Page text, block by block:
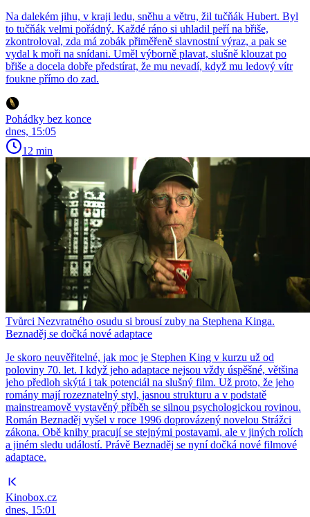
Na dalekém jihu, v kraji ledu, sněhu a větru, žil tučňák Hubert. Byl
to tučňák velmi pořádný. Každé ráno si uhladil peří na břiše,
zkontroloval, zda má zobák přiměřeně slavnostní výraz, a pak se
vydal k moři na snídani. Uměl výborně plavat, slušně klouzat po
břiše a docela dobře předstírat, že mu nevadí, když mu ledový vítr
foukne přímo do zad.
Pohádky bez konce
dnes, 15:05
12 min
Tvůrci Nezvratného osudu si brousí zuby na Stephena Kinga.
Beznaděj se dočká nové adaptace
Je skoro neuvěřitelné, jak moc je Stephen King v kurzu už od
poloviny 70. let. I když jeho adaptace nejsou vždy úspěšné, většina
jeho předloh skýtá i tak potenciál na slušný film. Už proto, že jeho
romány mají rozeznatelný styl, jasnou strukturu a v podstatě
mainstreamově vystavěný příběh se silnou psychologickou rovinou.
Román Beznaděj vyšel v roce 1996 doprovázený novelou Strážci
zákona. Obě knihy pracují se stejnými postavami, ale v jiných rolích
a jiném sledu událostí. Právě Beznaděj se nyní dočká nové filmové
adaptace.
Kinobox.cz
dnes, 15:01